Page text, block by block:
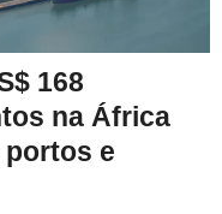
168
na África
e